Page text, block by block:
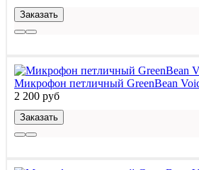
Заказать
Микрофон петличный GreenBean
2 200 руб
Заказать